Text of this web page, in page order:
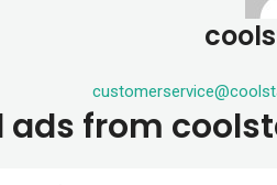
ads from